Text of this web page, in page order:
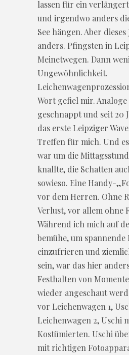
lassen für ein
und irgendwo anders
See hängen. Aber
anders. Pfingsten in
Meinetwegen. Dann
Ungewöhnlichkeit.
Wort gefiel mir. Analoge
geschnappt und seit 20
das erste Leipziger
Treffen für mich. Und
war um die
knallte, die Schatten
sowieso. Eine Handy-
vor dem Herren. Ohne
Verlust, vor allem ohne
Während ich mich auf
bemühe, um spannende
einzufrieren und
sein, war das hier
Festhalten von
wieder angeschaut
vor Leichenwagen 1,
Leichenwagen 2, Uschi
Kostümierten. Uschi
mit richtigen